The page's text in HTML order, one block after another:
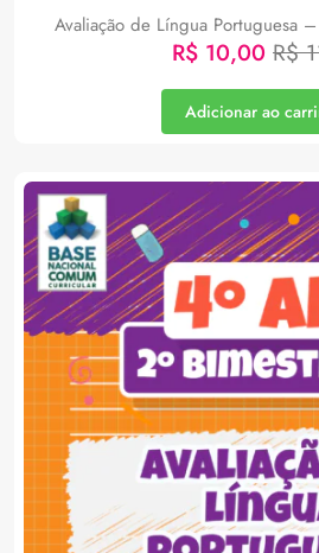
Avaliação de Língua Portuguesa
R$ 10,00 R$
Adicionar ao